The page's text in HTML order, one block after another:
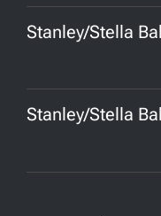
prix
initial
30,00 €.
Stanley/Stella
Stanley/Stella